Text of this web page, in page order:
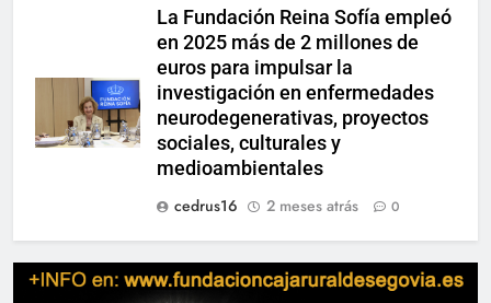
La Fundación Reina Sofía empleó
en 2025 más de 2 millones de
euros para impulsar la
investigación en enfermedades
neurodegenerativas, proyectos
sociales, culturales y
medioambientales
cedrus16
2 meses atrás 0